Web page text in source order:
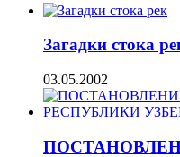
Загадки стока
03.05.2002